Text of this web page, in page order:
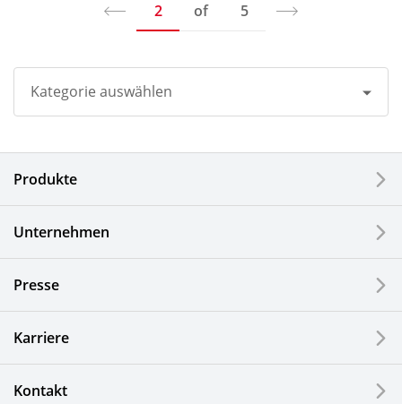
2 of 5
Kategorie auswählen
Unternehmen
Drucker / Multifunktionsgeräte
Automotive Komponenten
Produkte
Unternehmen
Presse
Karriere
Kontakt